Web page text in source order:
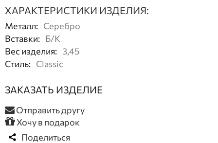
ХАРАКТЕРИСТИКИ ИЗДЕЛИЯ:
Металл: Серебро
Вставки: Б/К
Вес изделия: 3,45
Стиль: Classic
ЗАКАЗАТЬ ИЗДЕЛИЕ
Отправить другу
Хочу в подарок
Поделиться